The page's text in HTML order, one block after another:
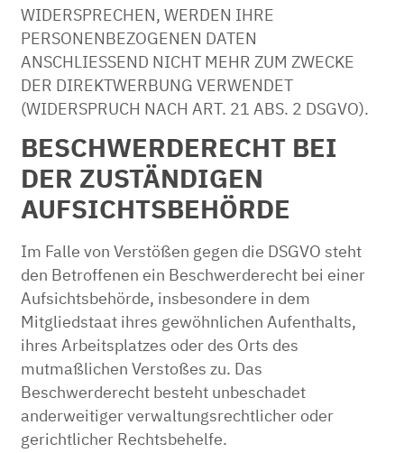
WIDERSPRECHEN, WERDEN IHRE
PERSONENBEZOGENEN DATEN
ANSCHLIESSEND NICHT MEHR ZUM ZWECKE
DER DIREKTWERBUNG VERWENDET
(WIDERSPRUCH NACH ART. 21 ABS. 2 DSGVO).
BESCHWERDE­RECHT BEI
DER ZUSTÄNDIGEN
AUFSICHTS­BEHÖRDE
Im Falle von Verstößen gegen die DSGVO steht
den Betroffenen ein Beschwerderecht bei einer
Aufsichtsbehörde, insbesondere in dem
Mitgliedstaat ihres gewöhnlichen Aufenthalts,
ihres Arbeitsplatzes oder des Orts des
mutmaßlichen Verstoßes zu. Das
Beschwerderecht besteht unbeschadet
anderweitiger verwaltungsrechtlicher oder
gerichtlicher Rechtsbehelfe.